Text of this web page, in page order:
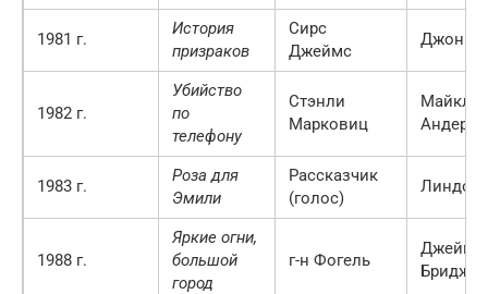
1981 г.
История
призраков
Сирс
Джеймс
Джон
1982 г.
Убийство
по
телефону
Стэнли
Марковиц
Майкл
1983 г.
Роза для
Эмили
Рассказчик
(голос)
Линдон
1988 г.
Яркие огни,
большой
город
г-н Фогель
Джеймс
Бриджес